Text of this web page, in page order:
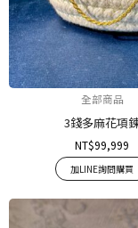
全部商品
3錢多麻花項
NT$99,999
加LINE詢問購買